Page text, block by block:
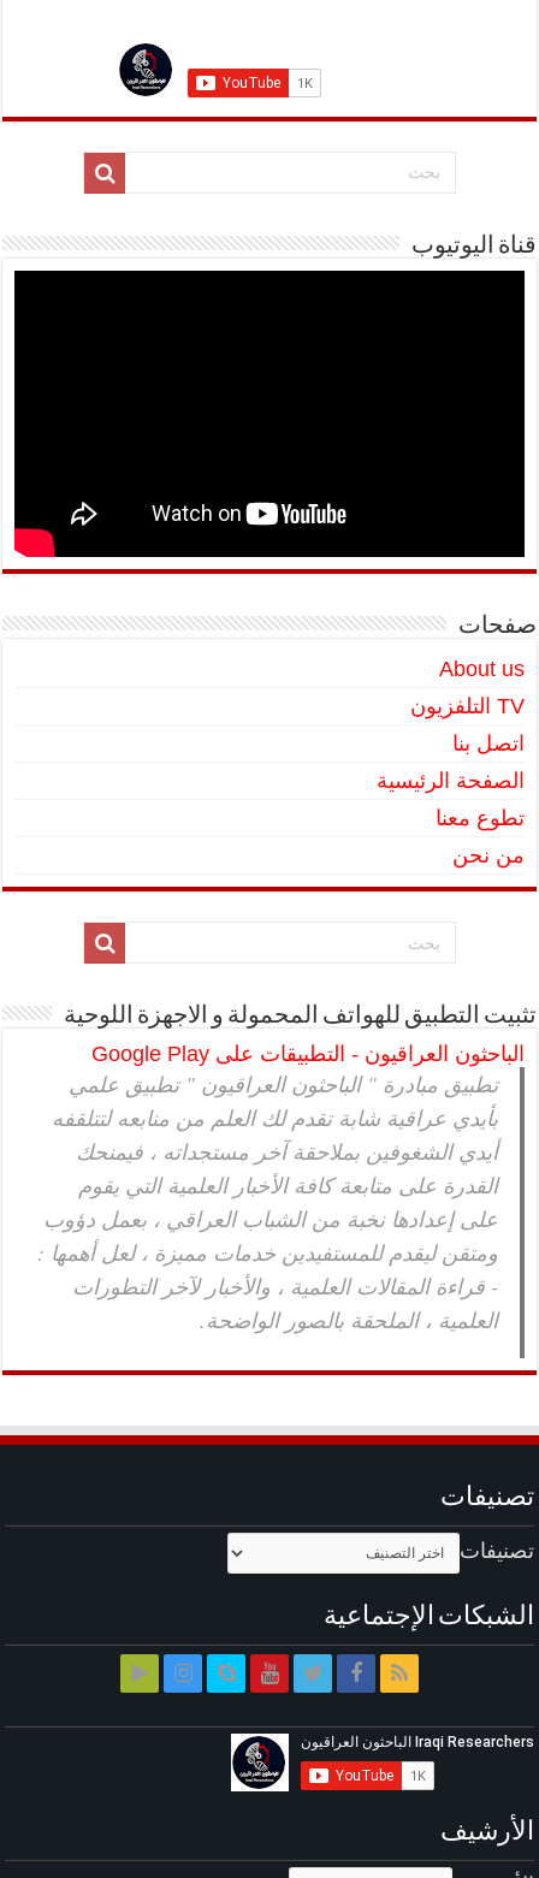
قناة اليوتيوب
صفحات
About us
TV التلفزيون
اتصل بنا
الصفحة الرئيسية
تطوع معنا
من نحن
تثبيت التطبيق للهواتف المحمولة و الاجهزة اللوحية
الباحثون العراقيون - التطبيقات على Google Play
تطبيق مبادرة " الباحثون العراقيون " تطبيق علمي
بأيدي عراقية شابة تقدم لك العلم من منابعه لتتلقفه
أيدي الشغوفين بملاحقة آخر مستجداته ، فيمنحك
القدرة على متابعة كافة الأخبار العلمية التي يقوم
على إعدادها نخبة من الشباب العراقي ، بعمل دؤوب
ومتقن ليقدم للمستفيدين خدمات مميزة ، لعل أهمها :
- قراءة المقالات العلمية ، والأخبار لآخر التطورات
العلمية ، الملحقة بالصور الواضحة.
تصنيفات
تصنيفات
الشبكات الإجتماعية
الأرشيف